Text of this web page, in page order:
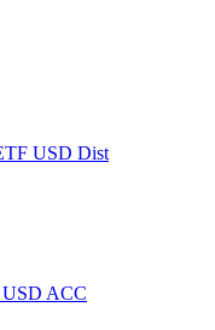
USD Dist
ACC